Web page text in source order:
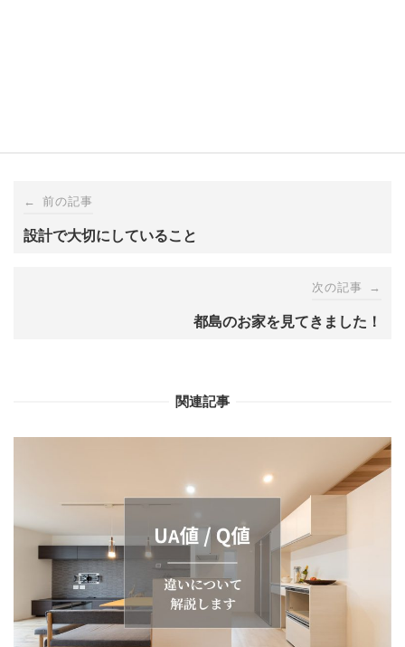
Post
← 前の記事
設計で大切にしていること
次の記事 →
都島のお家を見てきました！
関連記事